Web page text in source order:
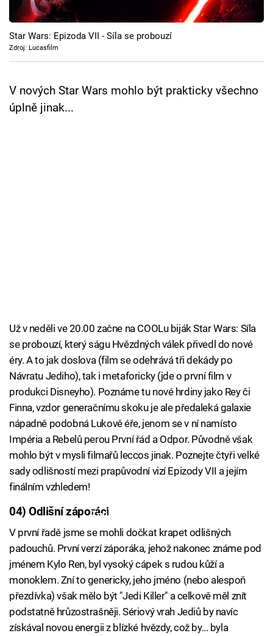
Cool Esport
Pořady
Sledujte prima+
Star Wars: Epizoda VII - Síla se probouzí
Zdroj: Lucasfilm
V nových Star Wars mohlo být prakticky všechno
úplně jinak...
Už v neděli ve 20.00 začne na COOLu biják Star Wars: Síla
se probouzí, který ságu Hvězdných válek přivedl do nové
éry. A to jak doslova (film se odehrává tři dekády po
Návratu Jediho), tak i metaforicky (jde o první film v
produkci Disneyho). Poznáme tu nové hrdiny jako Rey či
Finna, vzdor generačnímu skoku je ale předaleká galaxie
nápadně podobná Lukově éře, jenom se v ní namísto
Impéria a Rebelů perou První řád a Odpor. Původně však
mohlo být v mysli filmařů leccos jinak. Poznejte čtyři velké
sady odlišností mezi prapůvodní vizí Epizody VII a jejím
finálním vzhledem!
Failed to fetch
04) Odlišní záporáci
V první řadě jsme se mohli dočkat krapet odlišných
padouchů. První verzí záporáka, jehož nakonec známe pod
jménem Kylo Ren, byl vysoký cápek s rudou kůží a
monoklem. Zní to genericky, jeho jméno (nebo alespoň
přezdívka) však mělo být "Jedi Killer" a celkově měl znít
podstatně hrůzostrašněji. Sériový vrah Jediů by navíc
získával novou energii z blízké hvězdy, což by... byla